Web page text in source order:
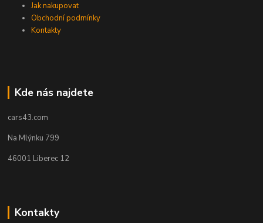
Jak nakupovat
Obchodní podmínky
Kontakty
Kde nás najdete
cars43.com
Na Mlýnku 799
46001 Liberec 12
Kontakty